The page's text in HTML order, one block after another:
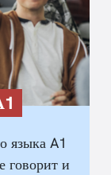
языка A1
говорит и